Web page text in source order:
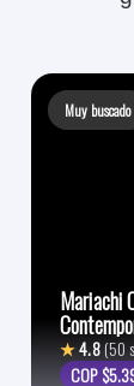
Muy buscado
Mariachi
★4.8(50
COP